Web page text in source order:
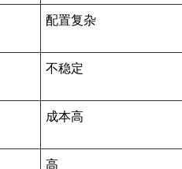
配置复杂
不稳定
成本高
高